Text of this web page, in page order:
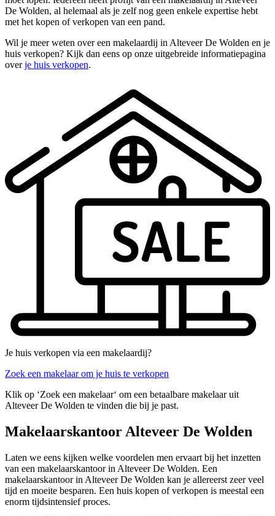
De Wolden, al helemaal als je zelf nog geen enkele expertise hebt
met het kopen of verkopen van een pand.
Wil je meer weten over een makelaardij in Alteveer De Wolden en je
huis verkopen? Kijk dan eens op onze uitgebreide informatiepagina
overje huis verkopen.
Je huis verkopen via een makelaardij?
Zoek een makelaar om je huis te verkopen
Klik op ‘Zoek een makelaar‘ om een betaalbare makelaar uit
Alteveer De Wolden te vinden die bij je past.
Makelaarskantoor Alteveer De Wolden
Laten we eens kijken welke voordelen men ervaart bij het inzetten
van een makelaarskantoor in Alteveer De Wolden. Een
makelaarskantoor in Alteveer De Wolden kan je allereerst zeer veel
tijd en moeite besparen. Een huis kopen of verkopen is meestal een
enorm tijdsintensief proces.